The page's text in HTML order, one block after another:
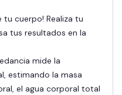
tus resultados en la
mide la
estimando la masa
el agua corporal total